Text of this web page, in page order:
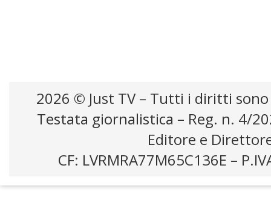
2026 © Just TV – Tutti i diritti
Testata giornalistica – Reg. n. 4/
Editore e
CF: LVRMRA77M65C136E –